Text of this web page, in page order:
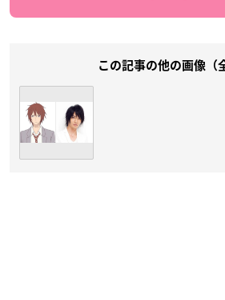
この記事の他の画像（